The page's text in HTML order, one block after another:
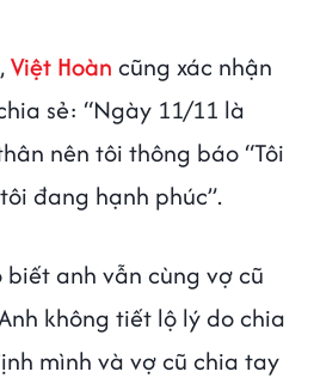
Việt Hoàn cũng xác nhận
sẻ: “Ngày 11/11 là
nên tôi thông báo “Tôi
đang hạnh phúc”.
biết anh vẫn cùng vợ cũ
không tiết lộ lý do chia
mình và vợ cũ chia tay